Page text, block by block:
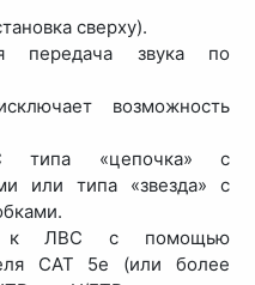
сверху).
передача звука по
возможность
типа «цепочка» с
или типа «звезда» с
к ЛВС с помощью
CAT 5e (или более